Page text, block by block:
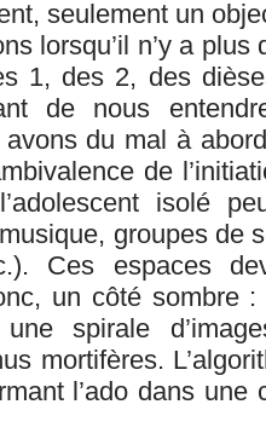
seulement un
lorsqu’il n’y a plus
1, des 2, des
de nous
du mal à
de
isolé
groupes de
Ces espaces
un côté sombre
spirale
mortifères.
l’ado dans une